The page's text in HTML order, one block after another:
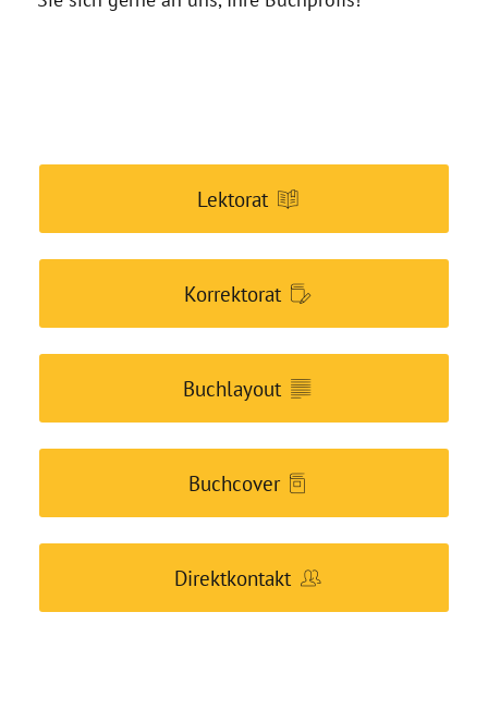
Lektorat
Korrektorat
Buchlayout
Buchcover
Direktkontakt